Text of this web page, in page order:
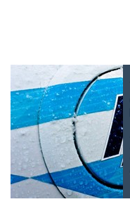
INDUSTRIA VERDE
FOOD&TRAVEL
HEALTH&WELLNESS
GREEN TECH